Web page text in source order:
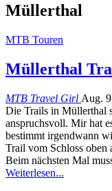
Müllerthal
MTB Touren
Müllerthal
MTB Travel Girl Aug.
Die Trails in Müllerthal
anspruchsvoll. Mir hat
bestimmt irgendwann
Trail vom Schloss oben
Beim nächsten Mal
Weiterlesen...